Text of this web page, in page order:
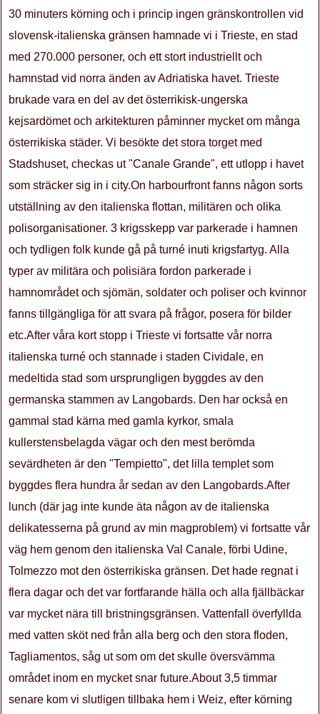
30 minuters körning och i princip ingen gränskontrollen vid
slovensk-italienska gränsen hamnade vi i Trieste, en stad
med 270.000 personer, och ett stort industriellt och
hamnstad vid norra änden av Adriatiska havet. Trieste
brukade vara en del av det österrikisk-ungerska
kejsardömet och arkitekturen påminner mycket om många
österrikiska städer. Vi besökte det stora torget med
Stadshuset, checkas ut "Canale Grande", ett utlopp i havet
som sträcker sig in i city.On harbourfront fanns någon sorts
utställning av den italienska flottan, militären och olika
polisorganisationer. 3 krigsskepp var parkerade i hamnen
och tydligen folk kunde gå på turné inuti krigsfartyg. Alla
typer av militära och polisiära fordon parkerade i
hamnområdet och sjömän, soldater och poliser och kvinnor
fanns tillgängliga för att svara på frågor, posera för bilder
etc.After våra kort stopp i Trieste vi fortsatte vår norra
italienska turné och stannade i staden Cividale, en
medeltida stad som ursprungligen byggdes av den
germanska stammen av Langobards. Den har också en
gammal stad kärna med gamla kyrkor, smala
kullerstensbelagda vägar och den mest berömda
sevärdheten är den "Tempietto", det lilla templet som
byggdes flera hundra år sedan av den Langobards.After
lunch (där jag inte kunde äta någon av de italienska
delikatesserna på grund av min magproblem) vi fortsatte vår
väg hem genom den italienska Val Canale, förbi Udine,
Tolmezzo mot den österrikiska gränsen. Det hade regnat i
flera dagar och det var fortfarande hälla och alla fjällbäckar
var mycket nära till bristningsgränsen. Vattenfall överfyllda
med vatten sköt ned från alla berg och den stora floden,
Tagliamentos, såg ut som om det skulle översvämma
området inom en mycket snar future.About 3,5 timmar
senare kom vi slutligen tillbaka hem i Weiz, efter körning